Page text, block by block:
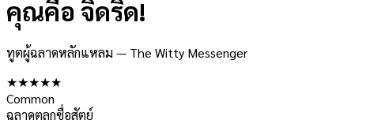
คุณคือ จิ๊ดริด!
ทูตผู้ฉลาดหลักแหลม — The Witty Messenger
★★★★★
Common
ฉลาดตลกซื่อสัตย์